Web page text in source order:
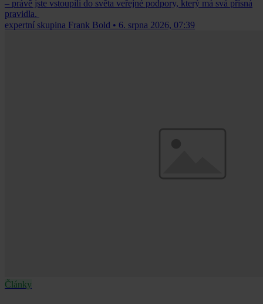
– právě jste vstoupili do světa veřejné podpory, který má svá přísná
pravidla.
expertní skupina Frank Bold • 6. srpna 2026, 07:39
Články